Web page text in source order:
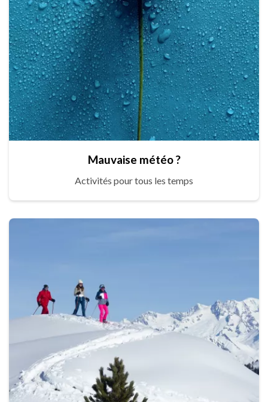
Mauvaise météo ?
Activités pour tous les temps